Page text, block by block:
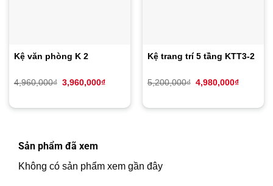
Kệ văn phòng K 2
4,960,000₫ Giá
4,960,000₫.
3,960,000₫Giá
là:
Kệ trang trí 5 tầng KTT3-2
5,200,000₫ Giá
5,200,000₫.
4,980,000₫Giá
là:
Sản phẩm đã xem
Không có sản phẩm xem gần đây